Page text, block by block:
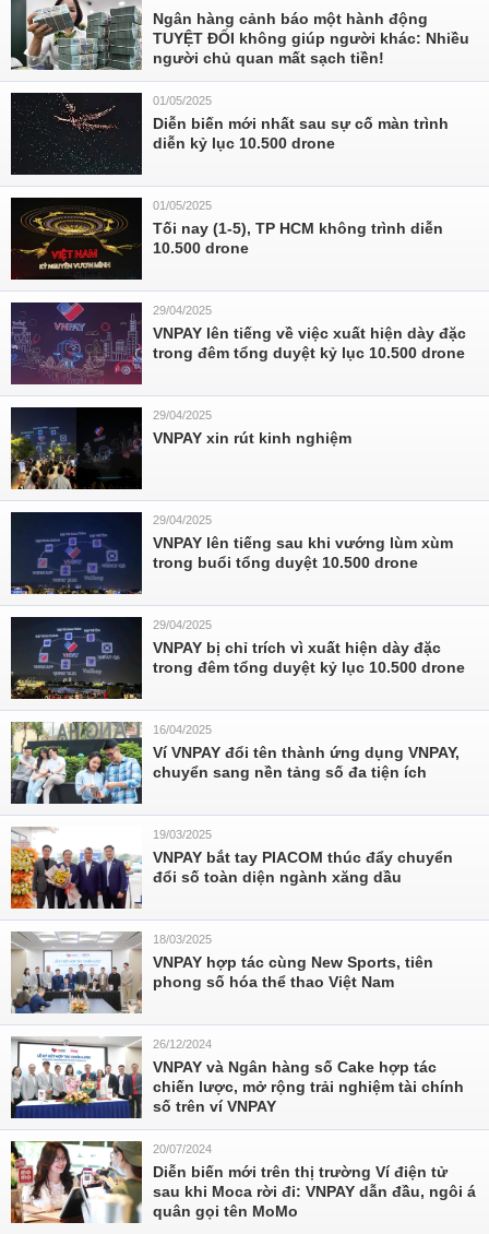
Ngân hàng cảnh báo một hành động
TUYỆT ĐỐI không giúp người khác: Nhiều
người chủ quan mất sạch tiền!
01/05/2025
Diễn biến mới nhất sau sự cố màn trình
diễn kỷ lục 10.500 drone
01/05/2025
Tối nay (1-5), TP HCM không trình diễn
10.500 drone
29/04/2025
VNPAY lên tiếng về việc xuất hiện dày đặc
trong đêm tổng duyệt kỷ lục 10.500 drone
29/04/2025
VNPAY xin rút kinh nghiệm
29/04/2025
VNPAY lên tiếng sau khi vướng lùm xùm
trong buổi tổng duyệt 10.500 drone
29/04/2025
VNPAY bị chỉ trích vì xuất hiện dày đặc
trong đêm tổng duyệt kỷ lục 10.500 drone
16/04/2025
Ví VNPAY đổi tên thành ứng dụng VNPAY,
chuyển sang nền tảng số đa tiện ích
19/03/2025
VNPAY bắt tay PIACOM thúc đẩy chuyển
đổi số toàn diện ngành xăng dầu
18/03/2025
VNPAY hợp tác cùng New Sports, tiên
phong số hóa thể thao Việt Nam
26/12/2024
VNPAY và Ngân hàng số Cake hợp tác
chiến lược, mở rộng trải nghiệm tài chính
số trên ví VNPAY
20/07/2024
Diễn biến mới trên thị trường Ví điện tử
sau khi Moca rời đi: VNPAY dẫn đầu, ngôi á
quân gọi tên MoMo